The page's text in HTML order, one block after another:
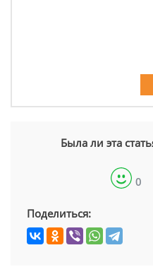
Была ли эта
0
Поделиться: